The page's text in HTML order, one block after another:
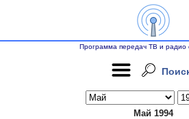
Программа передач ТВ и радио
Май 1994